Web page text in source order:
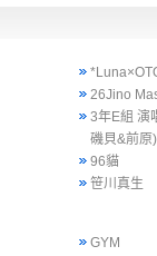
26Jino
3年E組 演
磯貝&前原)
96貓
笹川真生
GYM